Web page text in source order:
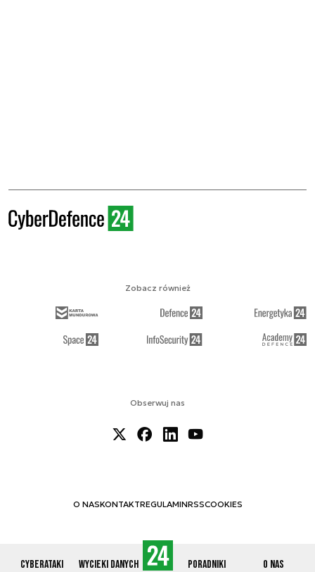
Cyberataki Wycieki danych Poradniki O nas
Obserwuj nas
O NASKONTAKTREGULAMINRSSCOOKIES
Zobacz również
© 2012-2026 CYBERDEFENCE24